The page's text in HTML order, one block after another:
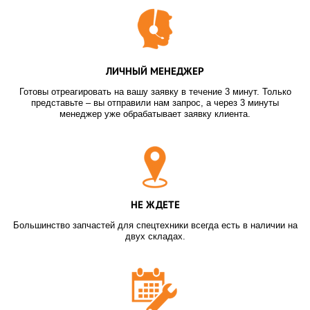
ЛИЧНЫЙ МЕНЕДЖЕР
Готовы отреагировать на вашу заявку в течение 3 минут. Только
представьте – вы отправили нам запрос, а через 3 минуты
менеджер уже обрабатывает заявку клиента.
НЕ ЖДЕТЕ
Большинство запчастей для спецтехники всегда есть в наличии на
двух складах.